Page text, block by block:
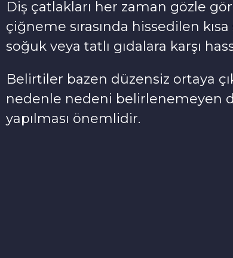
Diş çatlakları her zaman gözle
çiğneme sırasında hissedilen
soğuk veya tatlı gıdalara karşı
Belirtiler bazen düzensiz ortaya
nedenle nedeni belirlenemeyen
yapılması önemlidir.